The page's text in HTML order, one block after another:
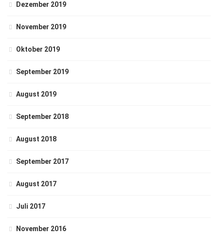
Dezember 2019
November 2019
Oktober 2019
September 2019
August 2019
September 2018
August 2018
September 2017
August 2017
Juli 2017
November 2016